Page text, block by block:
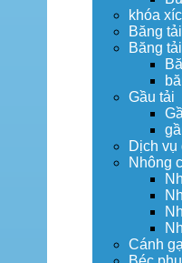
khóa
Băng
Băng
Gầu tải
Dịch vụ
Nhông
Cánh